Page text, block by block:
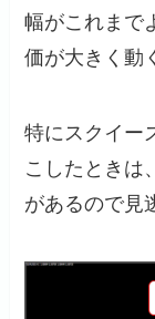
幅がこれまで
価が大きく動
特にスクイー
こしたときは
があるので見